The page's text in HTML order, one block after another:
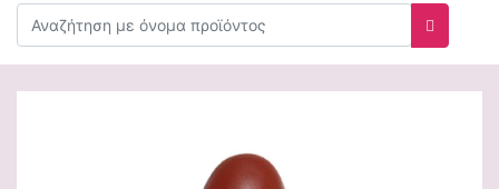
Αναζήτηση